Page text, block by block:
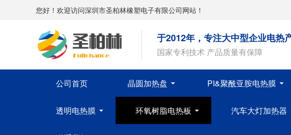
您好！欢迎访问深圳市圣柏林橡塑电子有限公司网站！
于2012年，专注大中型企业电热
国家专利技术 产品质量有保障
公司首页 晶圆加热盘 PI&聚酰亚胺电热膜
透明电热膜 环氧树脂电热板 汽车大灯加热器